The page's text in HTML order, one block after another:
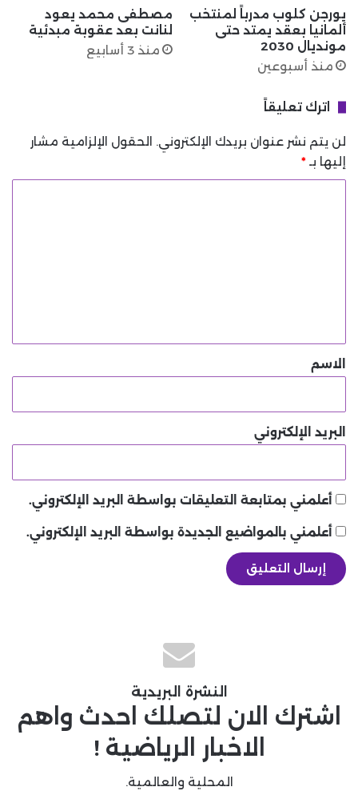
يورجن كلوب مدرباً لمنتخب
ألمانيا بعقد يمتد حتى
مونديال 2030
منذ أسبوعين
مصطفى محمد يعود
لنانت بعد عقوبة مبدئية
منذ 3 أسابيع
اترك تعليقاً
لن يتم نشر عنوان بريدك الإلكتروني. الحقول الإلزامية مشار
إليها بـ *
*الاسم
البريد الإلكتروني
أعلمني بمتابعة التعليقات بواسطة البريد الإلكتروني.
أعلمني بالمواضيع الجديدة بواسطة البريد الإلكتروني.
النشرة البريدية
اشترك الان لتصلك احدث واهم
الاخبار الرياضية !
المحلية والعالمية.